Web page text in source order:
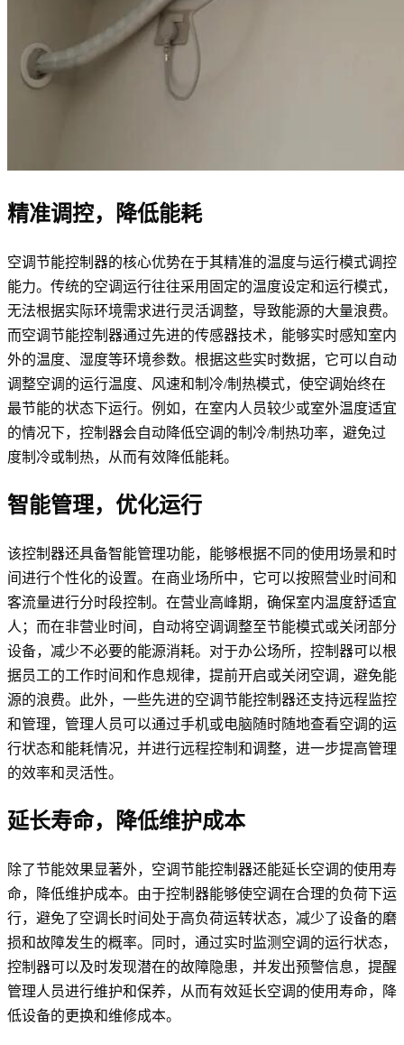
精准调控，降低能耗
空调节能控制器的核心优势在于其精准的温度与运行模式调控
能力。传统的空调运行往往采用固定的温度设定和运行模式，
无法根据实际环境需求进行灵活调整，导致能源的大量浪费。
而空调节能控制器通过先进的传感器技术，能够实时感知室内
外的温度、湿度等环境参数。根据这些实时数据，它可以自动
调整空调的运行温度、风速和制冷/制热模式，使空调始终在
最节能的状态下运行。例如，在室内人员较少或室外温度适宜
的情况下，控制器会自动降低空调的制冷/制热功率，避免过
度制冷或制热，从而有效降低能耗。
智能管理，优化运行
该控制器还具备智能管理功能，能够根据不同的使用场景和时
间进行个性化的设置。在商业场所中，它可以按照营业时间和
客流量进行分时段控制。在营业高峰期，确保室内温度舒适宜
人；而在非营业时间，自动将空调调整至节能模式或关闭部分
设备，减少不必要的能源消耗。对于办公场所，控制器可以根
据员工的工作时间和作息规律，提前开启或关闭空调，避免能
源的浪费。此外，一些先进的空调节能控制器还支持远程监控
和管理，管理人员可以通过手机或电脑随时随地查看空调的运
行状态和能耗情况，并进行远程控制和调整，进一步提高管理
的效率和灵活性。
延长寿命，降低维护成本
除了节能效果显著外，空调节能控制器还能延长空调的使用寿
命，降低维护成本。由于控制器能够使空调在合理的负荷下运
行，避免了空调长时间处于高负荷运转状态，减少了设备的磨
损和故障发生的概率。同时，通过实时监测空调的运行状态，
控制器可以及时发现潜在的故障隐患，并发出预警信息，提醒
管理人员进行维护和保养，从而有效延长空调的使用寿命，降
低设备的更换和维修成本。